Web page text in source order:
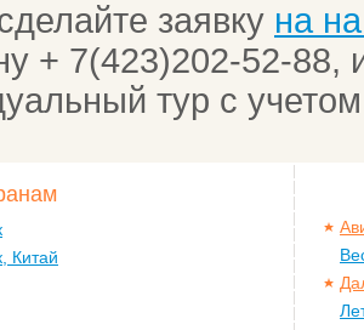
заявку на
+ 7(423)202-52-88,
тур с
Китай